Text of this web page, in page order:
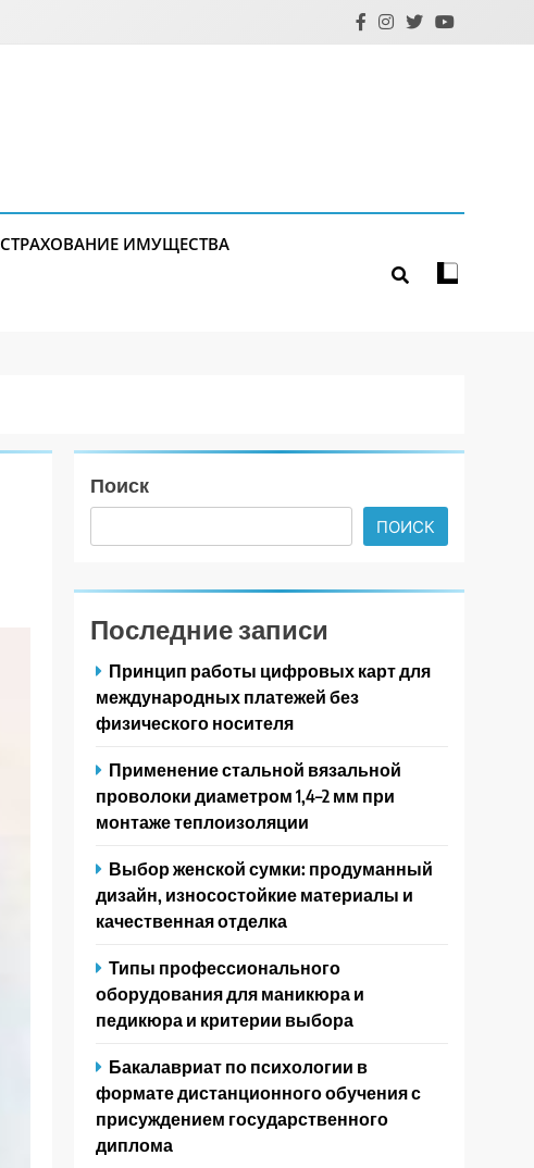
СТРАХОВАНИЕ ИМУЩЕСТВА
Поиск
ПОИСК
Последние записи
Принцип работы цифровых карт для
международных платежей без
физического носителя
Применение стальной вязальной
проволоки диаметром 1,4–2 мм при
монтаже теплоизоляции
Выбор женской сумки: продуманный
дизайн, износостойкие материалы и
качественная отделка
Типы профессионального
оборудования для маникюра и
педикюра и критерии выбора
Бакалавриат по психологии в
формате дистанционного обучения с
присуждением государственного
диплома